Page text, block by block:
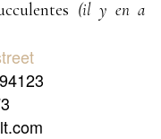
(il y en a